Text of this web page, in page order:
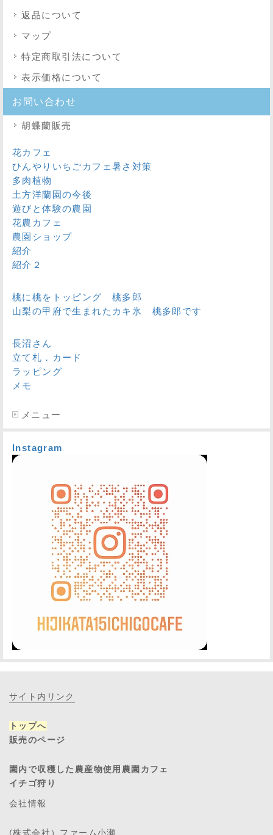
返品について
マップ
特定商取引法について
表示価格について
お問い合わせ
胡蝶蘭販売
花カフェ
ひんやりいちごカフェ暑さ対策
多肉植物
土方洋蘭園の今後
遊びと体験の農園
花農カフェ
農園ショップ
紹介
紹介２
桃に桃をトッピング 桃多郎
山梨の甲府で生まれたカキ氷 桃多郎です
長沼さん
立て札．カード
ラッピング
メモ
メニュー
Instagram
サイト内リンク
トップへ
販売のページ
園内で収穫した農産物使用農園カフェ
イチゴ狩り
会社情報
(株式会社）ファーム小瀬